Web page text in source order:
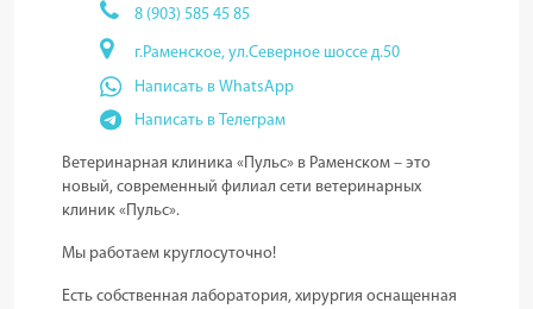
8 (903) 585 45 85
г.Раменское, ул.Северное шоссе д.50
Написать в WhatsApp
Написать в Телеграм
Ветеринарная клиника «Пульс» в Раменском – это
новый, современный филиал сети ветеринарных
клиник «Пульс».
Мы работаем круглосуточно!
Есть собственная лаборатория, хирургия оснащенная